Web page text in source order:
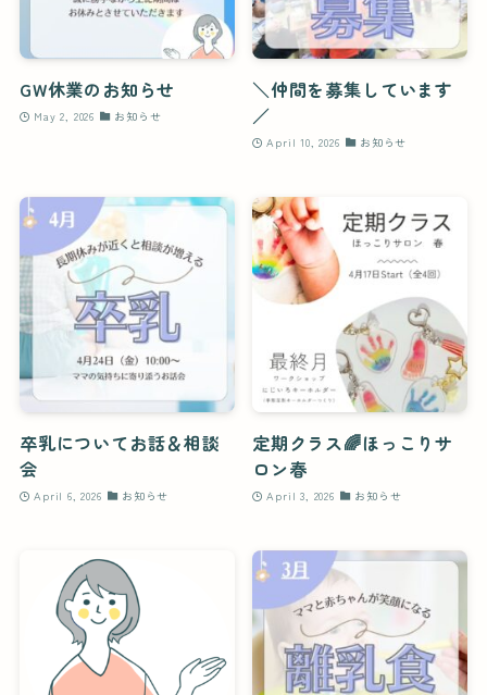
GW休業のお知らせ
May 2, 2026 お知らせ
＼仲間を募集しています
／
April 10, 2026 お知らせ
卒乳についてお話＆相談
会
April 6, 2026 お知らせ
定期クラス🌈ほっこりサ
ロン春
April 3, 2026 お知らせ